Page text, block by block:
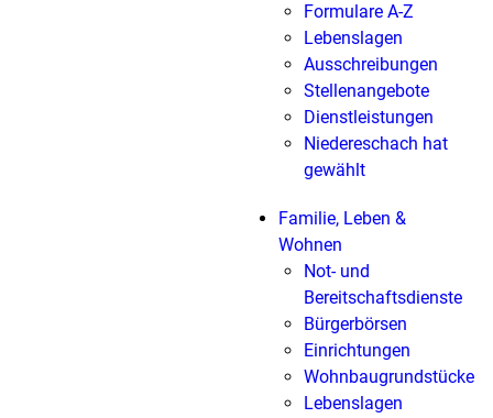
Formulare A-Z
Lebenslagen
Ausschreibungen
Stellenangebote
Dienstleistungen
Niedereschach hat
gewählt
Familie, Leben &
Wohnen
Not- und
Bereitschaftsdienste
Bürgerbörsen
Einrichtungen
Wohnbaugrundstücke
Lebenslagen